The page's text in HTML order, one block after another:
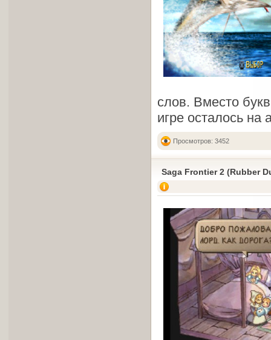
слов. Вместо
игре осталось на
Просмотров: 3452
Saga Frontier 2 (Rubber